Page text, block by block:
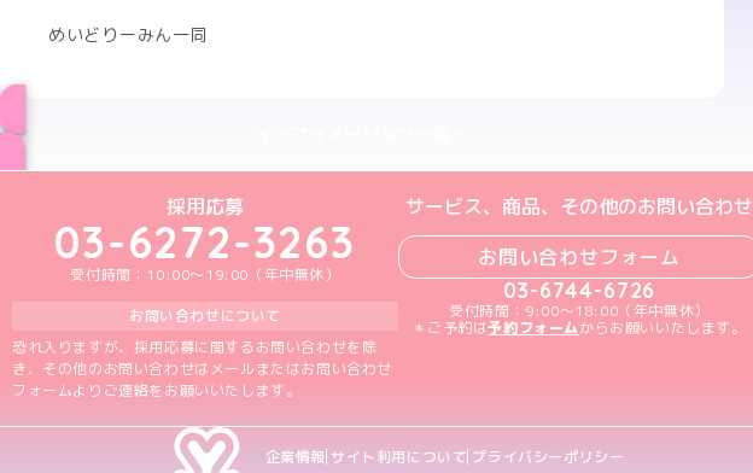
めいどりーみん一同
めいどりーみんTikTok公式アカウント
めいどりーみんX公式アカウント
めいどりーみんInstagram公式アカウント
めいどりーみんFacebook公式アカウント
めいどりーみんYouTube公式アカウント
採用応募
03-6272-3263
受付時間：10:00～19:00（年中無休）
お問い合わせについて
恐れ入りますが、採用応募に関するお問い合わせを除
き、その他のお問い合わせはメールまたはお問い合わせ
フォームよりご連絡をお願いいたします。
サービス、商品、その他のお問い合わせ
お問い合わせフォーム
03-6744-6726
受付時間：9:00～18:00（年中無休）
＊ご予約は予約フォームからお願いいたします。
企業情報 サイト利用について プライバシーポリシー